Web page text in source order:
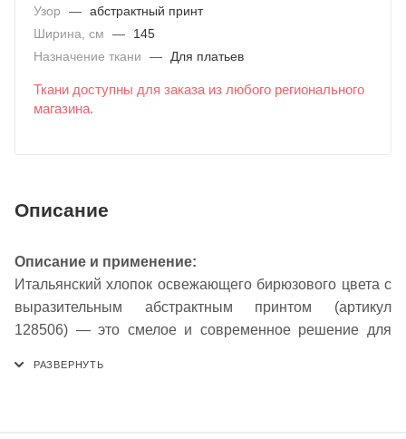
Узор
— абстрактный принт
Ширина, см
—
145
Назначение ткани
— Для платьев
Ткани доступны для заказа из любого регионального
магазина.
Описание
Описание и применение:
Итальянский хлопок освежающего бирюзового цвета с
выразительным абстрактным принтом (артикул
128506) — это смелое и современное решение для